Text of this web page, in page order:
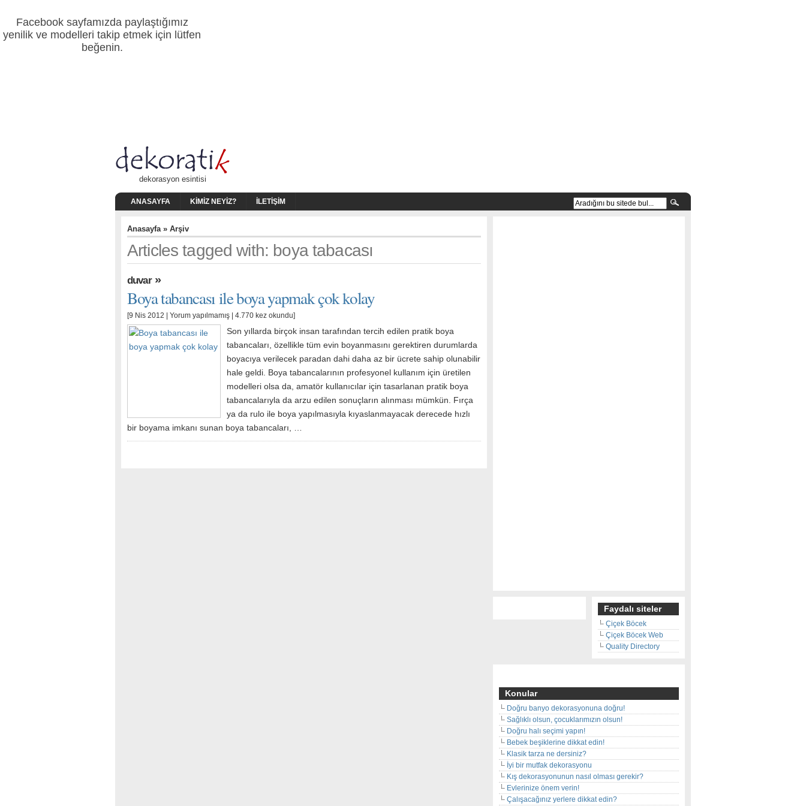
Facebook sayfamızda paylaştığımız
yenilik ve modelleri takip etmek için lütfen
beğenin.
dekorasyon esintisi
ANASAYFA KIMIZ NEYIZ? İLETIŞIM
Anasayfa» Arşiv
Articles tagged with: boya tabacası
duvar»
Boya tabancası ile boya yapmak çok kolay
[9 Nis 2012 | Yorum yapılmamış | 4.770 kez okundu]
Son yıllarda birçok insan tarafından tercih edilen pratik boya
tabancaları, özellikle tüm evin boyanmasını gerektiren durumlarda
boyacıya verilecek paradan dahi daha az bir ücrete sahip olunabilir
hale geldi. Boya tabancalarının profesyonel kullanım için üretilen
modelleri olsa da, amatör kullanıcılar için tasarlanan pratik boya
tabancalarıyla da arzu edilen sonuçların alınması mümkün. Fırça
ya da rulo ile boya yapılmasıyla kıyaslanmayacak derecede hızlı
bir boyama imkanı sunan boya tabancaları, …
Faydalı siteler
Çiçek Böcek
Çiçek Böcek Web
Quality Directory
Konular
Doğru banyo dekorasyonuna doğru!
Sağlıklı olsun, çocuklarımızın olsun!
Doğru halı seçimi yapın!
Bebek beşiklerine dikkat edin!
Klasik tarza ne dersiniz?
İyi bir mutfak dekorasyonu
Kış dekorasyonunun nasıl olması gerekir?
Evlerinize önem verin!
Çalışacağınız yerlere dikkat edin?